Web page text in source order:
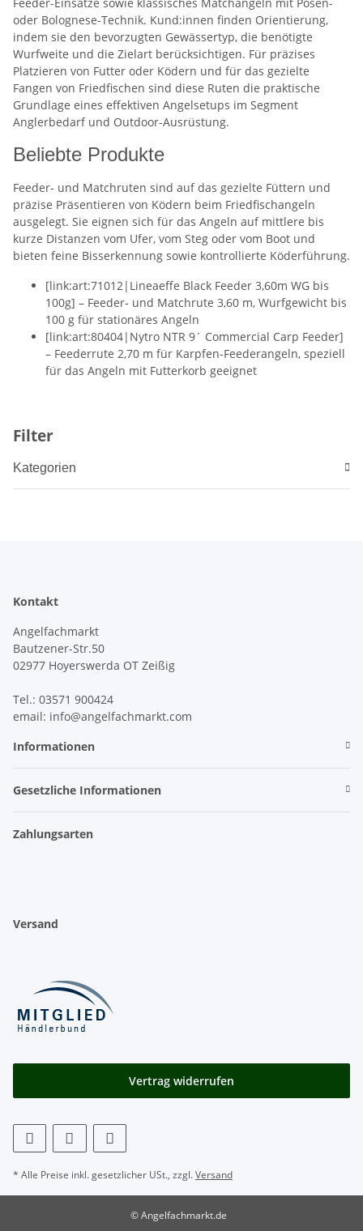
oder Bolognese-Technik. Kund:innen finden Orientierung,
indem sie den bevorzugten Gewässertyp, die benötigte
Wurfweite und die Zielart berücksichtigen. Für präzises
Platzieren von Futter oder Ködern und für das gezielte
Fangen von Friedfischen sind diese Ruten die praktische
Grundlage eines effektiven Angelsetups im Segment
Anglerbedarf und Outdoor-Ausrüstung.
Beliebte Produkte
Feeder- und Matchruten sind auf das gezielte Füttern und
präzise Präsentieren von Ködern beim Friedfischangeln
ausgelegt. Sie eignen sich für das Angeln auf mittlere bis
kurze Distanzen vom Ufer, vom Steg oder vom Boot und
bieten feine Bisserkennung sowie kontrollierte Köderführung.
[link:art:71012|Lineaeffe Black Feeder 3,60m WG bis
100g] – Feeder- und Matchrute 3,60 m, Wurfgewicht bis
100 g für stationäres Angeln
[link:art:80404|Nytro NTR 9´ Commercial Carp Feeder]
– Feederrute 2,70 m für Karpfen-Feederangeln, speziell
für das Angeln mit Futterkorb geeignet
Filter
Kategorien
Kontakt
Angelfachmarkt
Bautzener-Str.50
02977 Hoyerswerda OT Zeißig
Tel.: 03571 900424
email: info@angelfachmarkt.com
Informationen
Gesetzliche Informationen
Zahlungsarten
Versand
Vertrag widerrufen
* Alle Preise inkl. gesetzlicher USt., zzgl.Versand
© Angelfachmarkt.de